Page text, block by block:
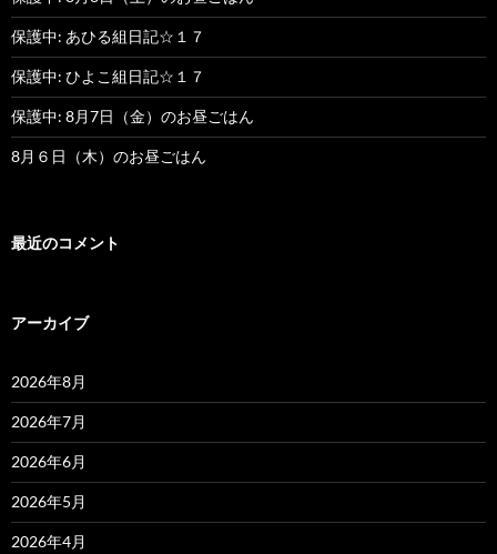
保護中: あひる組日記☆１７
保護中: ひよこ組日記☆１７
保護中: 8月7日（金）のお昼ごはん
8月６日（木）のお昼ごはん
最近のコメント
アーカイブ
2026年8月
2026年7月
2026年6月
2026年5月
2026年4月